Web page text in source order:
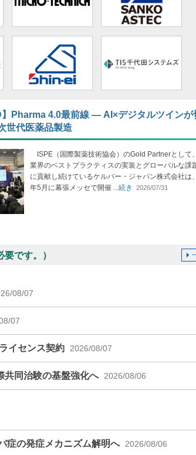
】Pharma 4.0最前線 ― AI×デジタルツインが
世代医薬品製造
ISPE（国際製薬技術協会）のGold Partnerとして
業界のベストプラクティスの実装とグローバルな課
に貢献し続けているケルバー・ジャパン株式会社は
年5月に幕張メッセで開催 ...続き 2026/07/31
です。）
08/07
07
イセンス契約 2026/08/07
同治験の基盤強化へ 2026/08/06
症の発症メカニズム解明へ 2026/08/06